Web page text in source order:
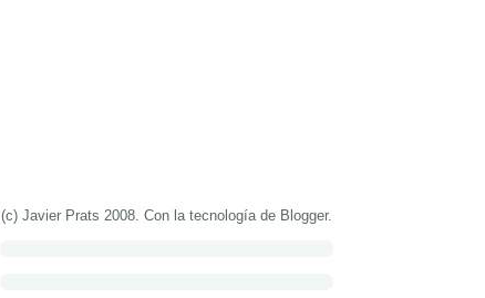
(c) Javier Prats 2008. Con la tecnología de Blogger.